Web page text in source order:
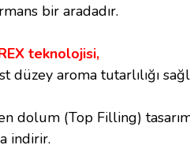
bir aradadır.
teknolojisi,
düzey aroma tutarlılığı
dolum (Top Filling)
indirir.